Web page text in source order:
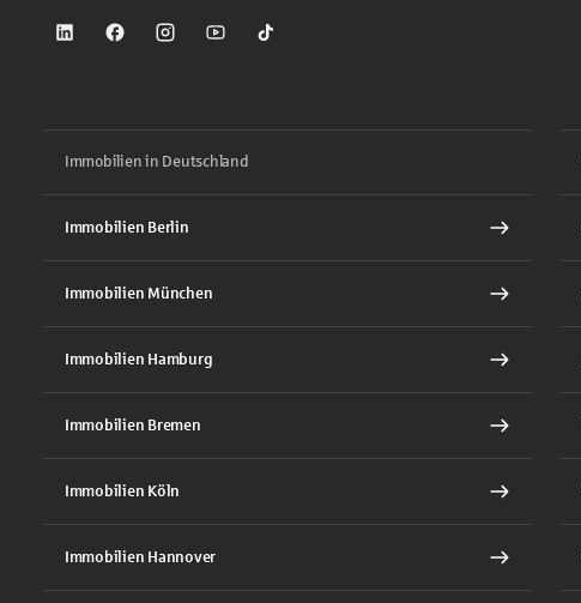
Sparkasse auf LinkedIn
Sparkasse auf Facebook
Sparkasse auf Instagram
Sparkasse auf YouTube
Sparkasse auf TikTok
Immobilien in Deutschland
Immobilien Berlin
Immobilien München
Immobilien Hamburg
Immobilien Bremen
Immobilien Köln
Immobilien Hannover